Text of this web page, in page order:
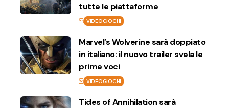
tutte le piattaforme
VIDEOGIOCHI
Marvel’s Wolverine sarà doppiato
in italiano: il nuovo trailer svela le
prime voci
VIDEOGIOCHI
Tides of Annihilation sarà